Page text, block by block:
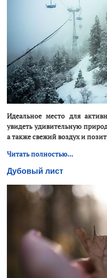
Идеальное место для
увидеть удивительную
а также свежий воздух и
Читать полностью...
Дубовый лист